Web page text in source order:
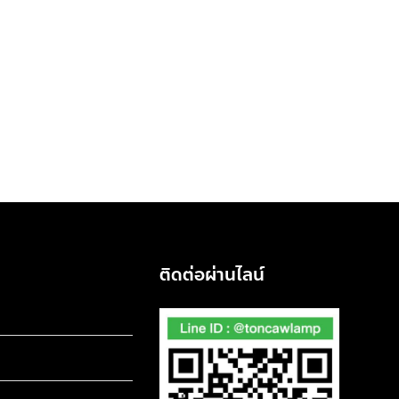
ติดต่อผ่านไลน์